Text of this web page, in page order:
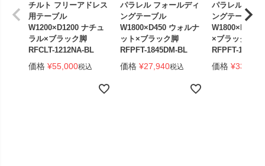
チルト フリーアドレス
用テーブル
W1200×D1200 ナチュ
ラル×ブラック脚
RFCLT-1212NA-BL
価格 ¥55,000税込
パラレル フォールディ
ングテーブル
W1800×D450 ウォルナ
ット×ブラック脚
RFPFT-1845DM-BL
価格 ¥27,940税込
パラレル フォ
ングテーブル
W1800×D450
×ブラック脚
RFPFT-
価格 ¥33,440